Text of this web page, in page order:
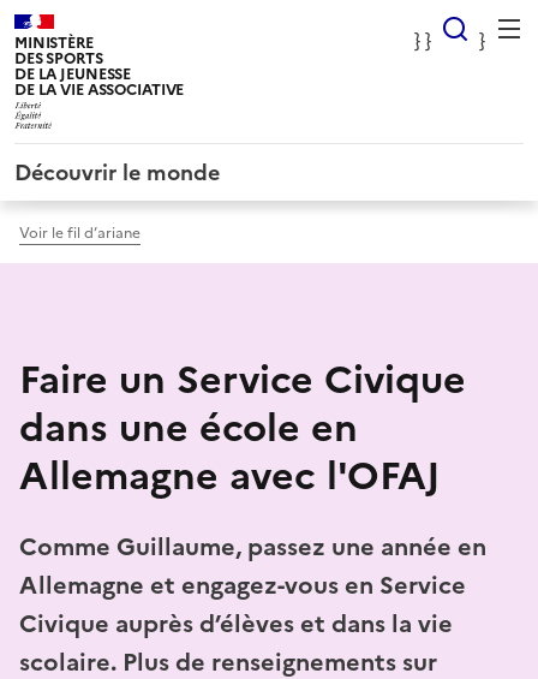
MINISTÈRE
DES SPORTS
DE LA JEUNESSE
DE LA VIE ASSOCIATIVE
} } }
}
Découvrir le monde
Voir le fil d’ariane
Faire un Service Civique
dans une école en
Allemagne avec l'OFAJ
Comme Guillaume, passez une année en
Allemagne et engagez-vous en Service
Civique auprès d’élèves et dans la vie
scolaire. Plus de renseignements sur
Panneau de gestion des cookies